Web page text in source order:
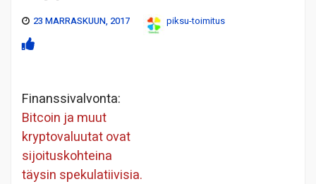
23 MARRASKUUN, 2017 piksu-toimitus
Finanssivalvonta:
Bitcoin ja muut
kryptovaluutat ovat
sijoituskohteina
täysin spekulatiivisia.